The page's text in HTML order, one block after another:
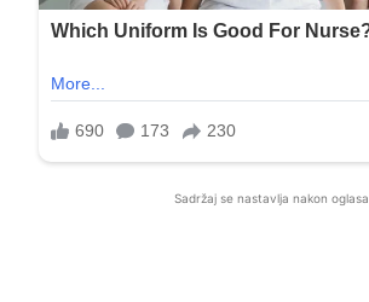
Sadržaj se nastavlja nakon oglasa